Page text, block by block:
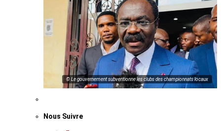
© Le gouvernement subventionne les clubs des championnats locaux
Nous Suivre